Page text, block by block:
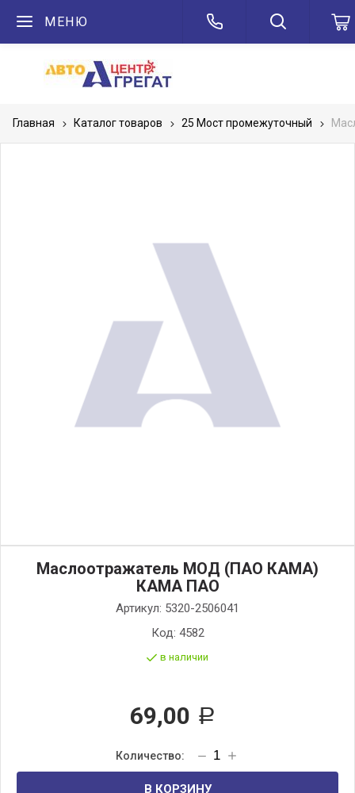
МЕНЮ
Главная Каталог товаров 25 Мост промежуточный
Маслоотражатель МОД (ПАО КАМА)
КАМА ПАО
Артикул: 5320-2506041
Код: 4582
в наличии
69,00 Р
В КОРЗИНУ